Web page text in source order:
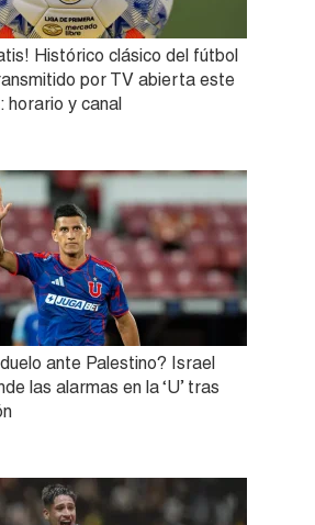
Histórico clásico del fútbol
por TV abierta este
horario y canal
ante Palestino? Israel
las alarmas en la ‘U’ tras